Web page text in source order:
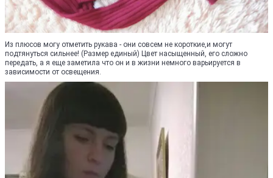
Из плюсов могу отметить рукава - они совсем не короткие,и могут
подтянуться сильнее! (Размер единый) Цвет насыщенный, его сложно
передать, а я еще заметила что он и в жизни немного варьируется в
зависимости от освещения.